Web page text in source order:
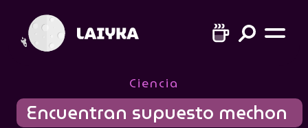
Ciencia
Encuentran supuesto mechon